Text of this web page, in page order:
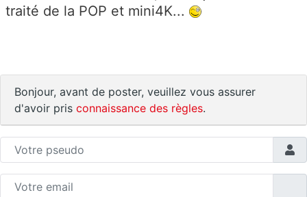
traité de la POP et mini4K...
Bonjour, avant de poster, veuillez vous assurer
d'avoir pris connaissance des règles.